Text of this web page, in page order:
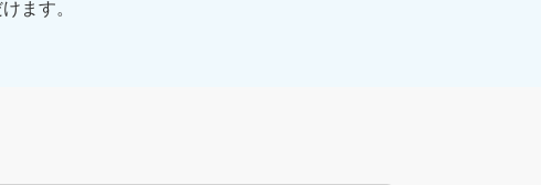
ます。